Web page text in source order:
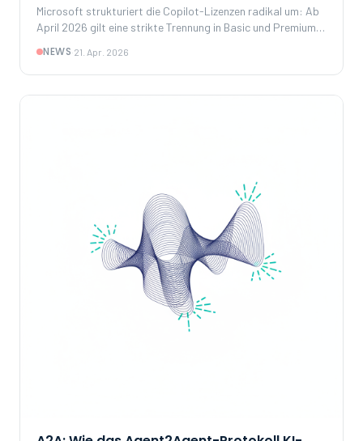
Microsoft strukturiert die Copilot-Lizenzen radikal um: Ab
April 2026 gilt eine strikte Trennung in Basic und Premium.
worauf Unternehmen achten müssen.
NEWS·21. Apr. 2026